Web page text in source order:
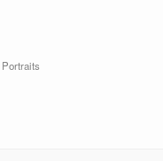
Portraits